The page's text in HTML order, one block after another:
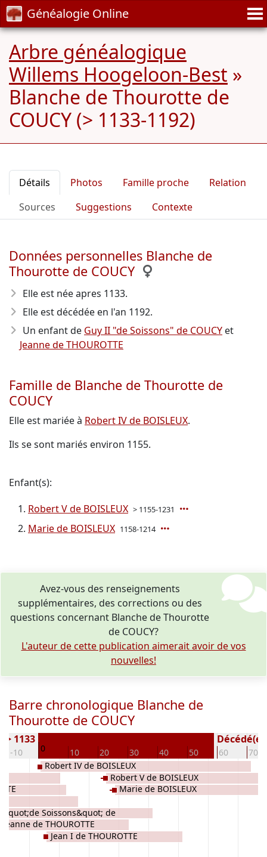
Généalogie Online
Arbre généalogique
Willems Hoogeloon-Best »
Blanche de Thourotte de
COUCY (> 1133-1192)
Détails Photos Famille proche
Relation
Sources
Suggestions Contexte
Données personnelles Blanche de
Thourotte de COUCY
Elle est née apres 1133.
Elle est décédée en l'an 1192.
Un enfant de Guy II "de Soissons" de COUCY et
Jeanne de THOUROTTE
Famille de Blanche de Thourotte de
COUCY
Elle est mariée à Robert IV de BOISLEUX.
Ils se sont mariés environ 1155.
Enfant(s):
Robert V de BOISLEUX > 1155-1231
Marie de BOISLEUX 1158-1214
Avez-vous des renseignements
supplémentaires, des corrections ou des
questions concernant Blanche de Thourotte
de COUCY?
L'auteur de cette publication aimerait avoir de vos
nouvelles!
Barre chronologique Blanche de
Thourotte de COUCY
-10 0 10 20 30 40 50 60 70
> 1133 Décédé(e
&quot;de Soissons&quot; de
Jeanne de THOUROTTE
Robert IV de BOISLEUX
Jean I de THOUROTTE
Robert V de BOISLEUX
Marie de BOISLEUX